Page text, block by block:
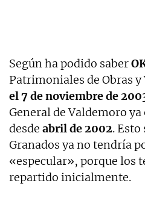
Según ha podido saber
Patrimoniales de Obras y
el 7 de noviembre de
General de Valdemoro
desde abril de 2002.
Granados ya no tendría
«especular», porque los
repartido inicialmente.